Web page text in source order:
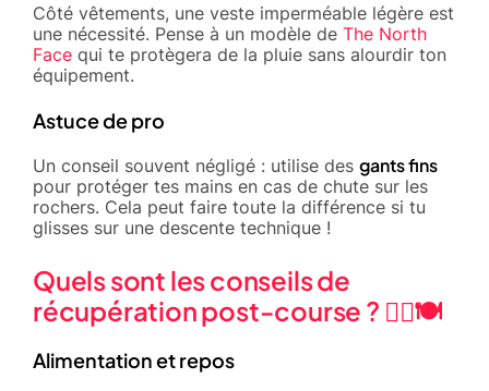
Côté vêtements, une veste imperméable légère est
une nécessité. Pense à un modèle de The North
Face qui te protègera de la pluie sans alourdir ton
équipement.
Astuce de pro
Un conseil souvent négligé : utilise des gants fins
pour protéger tes mains en cas de chute sur les
rochers. Cela peut faire toute la différence si tu
glisses sur une descente technique !
Quels sont les conseils de
récupération post-course ? 🧘‍♂️🍽️
Alimentation et repos